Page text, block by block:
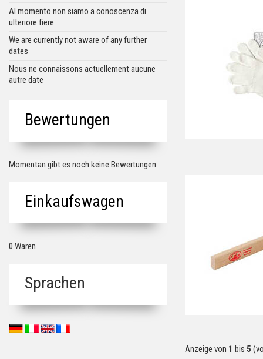
Al momento non siamo a conoscenza di
ulteriore fiere
We are currently not aware of any further
dates
Nous ne connaissons actuellement aucune
autre date
Bewertungen
Momentan gibt es noch keine Bewertungen
Einkaufswagen
0 Waren
Sprachen
Anzeige von 1 bis 5